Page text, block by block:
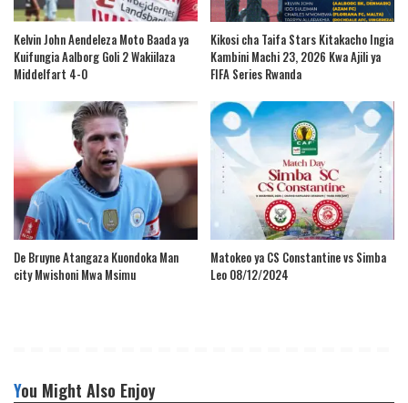
Kelvin John Aendeleza Moto Baada ya
Kuifungia Aalborg Goli 2 Wakiilaza
Middelfart 4-0
Kikosi cha Taifa Stars Kitakacho Ingia
Kambini Machi 23, 2026 Kwa Ajili ya
FIFA Series Rwanda
De Bruyne Atangaza Kuondoka Man
city Mwishoni Mwa Msimu
Matokeo ya CS Constantine vs Simba
Leo 08/12/2024
You Might Also Enjoy